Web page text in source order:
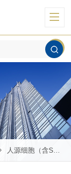
人源细胞（含STR鉴定）